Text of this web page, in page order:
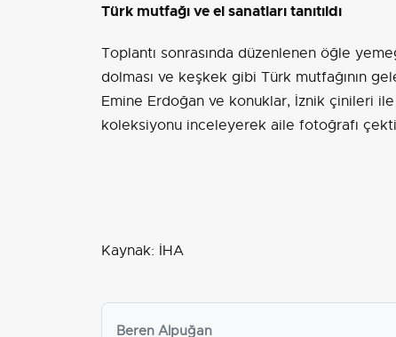
Türk mutfağı ve el sanatları tanıtıldı
Toplantı sonrasında düzenlenen öğle
dolması ve keşkek gibi Türk mutfağının
Emine Erdoğan ve konuklar, İznik çinileri
koleksiyonu inceleyerek aile fotoğrafı
Kaynak: İHA
Beren Alpuğan